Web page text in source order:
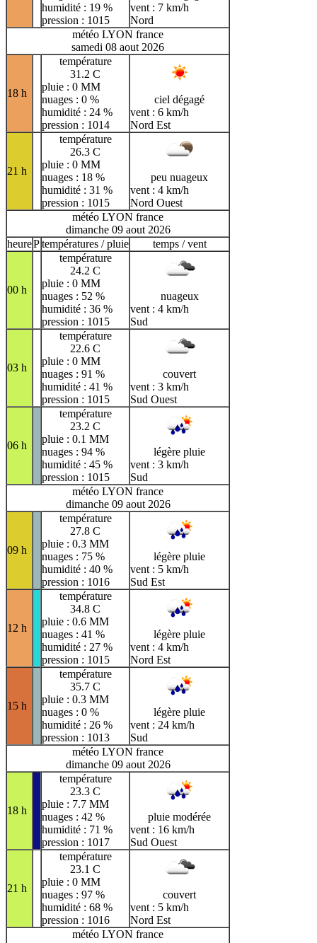
humidité : 19 %
pression : 1015
vent : 7 km/h
Nord
météo LYON france
samedi 08 aout 2026
18 h
température
31.2 C
pluie : 0 MM
nuages : 0 %
humidité : 24 %
pression : 1014
ciel dégagé
vent : 6 km/h
Nord Est
21 h
température
26.3 C
pluie : 0 MM
nuages : 18 %
humidité : 31 %
pression : 1015
peu nuageux
vent : 4 km/h
Nord Ouest
météo LYON france
dimanche 09 aout 2026
heurePtempératures / pluie temps / vent
00 h
température
24.2 C
pluie : 0 MM
nuages : 52 %
humidité : 36 %
pression : 1015
nuageux
vent : 4 km/h
Sud
03 h
température
22.6 C
pluie : 0 MM
nuages : 91 %
humidité : 41 %
pression : 1015
couvert
vent : 3 km/h
Sud Ouest
06 h
température
23.2 C
pluie : 0.1 MM
nuages : 94 %
humidité : 45 %
pression : 1015
légère pluie
vent : 3 km/h
Sud
météo LYON france
dimanche 09 aout 2026
09 h
température
27.8 C
pluie : 0.3 MM
nuages : 75 %
humidité : 40 %
pression : 1016
légère pluie
vent : 5 km/h
Sud Est
12 h
température
34.8 C
pluie : 0.6 MM
nuages : 41 %
humidité : 27 %
pression : 1015
légère pluie
vent : 4 km/h
Nord Est
15 h
température
35.7 C
pluie : 0.3 MM
nuages : 0 %
humidité : 26 %
pression : 1013
légère pluie
vent : 24 km/h
Sud
météo LYON france
dimanche 09 aout 2026
18 h
température
23.3 C
pluie : 7.7 MM
nuages : 42 %
humidité : 71 %
pression : 1017
pluie modérée
vent : 16 km/h
Sud Ouest
21 h
température
23.1 C
pluie : 0 MM
nuages : 97 %
humidité : 68 %
pression : 1016
couvert
vent : 5 km/h
Nord Est
météo LYON france